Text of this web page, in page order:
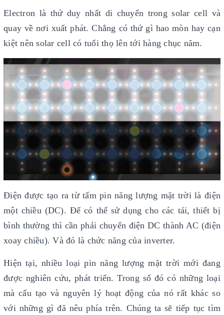
Electron là thứ duy nhất di chuyển trong solar cell và
quay về nơi xuất phát. Chẳng có thứ gì hao mòn hay cạn
kiệt nên solar cell có tuổi thọ lên tới hàng chục năm.
Điện được tạo ra từ tấm pin năng lượng mặt trời là điện
một chiều (DC). Để có thể sử dụng cho các tải, thiết bị
bình thường thì cần phải chuyển điện DC thành AC (điện
xoay chiều). Và đó là chức năng của inverter.
Hiện tại, nhiều loại pin năng lượng mặt trời mới đang
được nghiên cứu, phát triển. Trong số đó có những loại
mà cấu tạo và nguyên lý hoạt động của nó rất khác so
với những gì đã nêu phía trên. Chúng ta sẽ tiếp tục tìm